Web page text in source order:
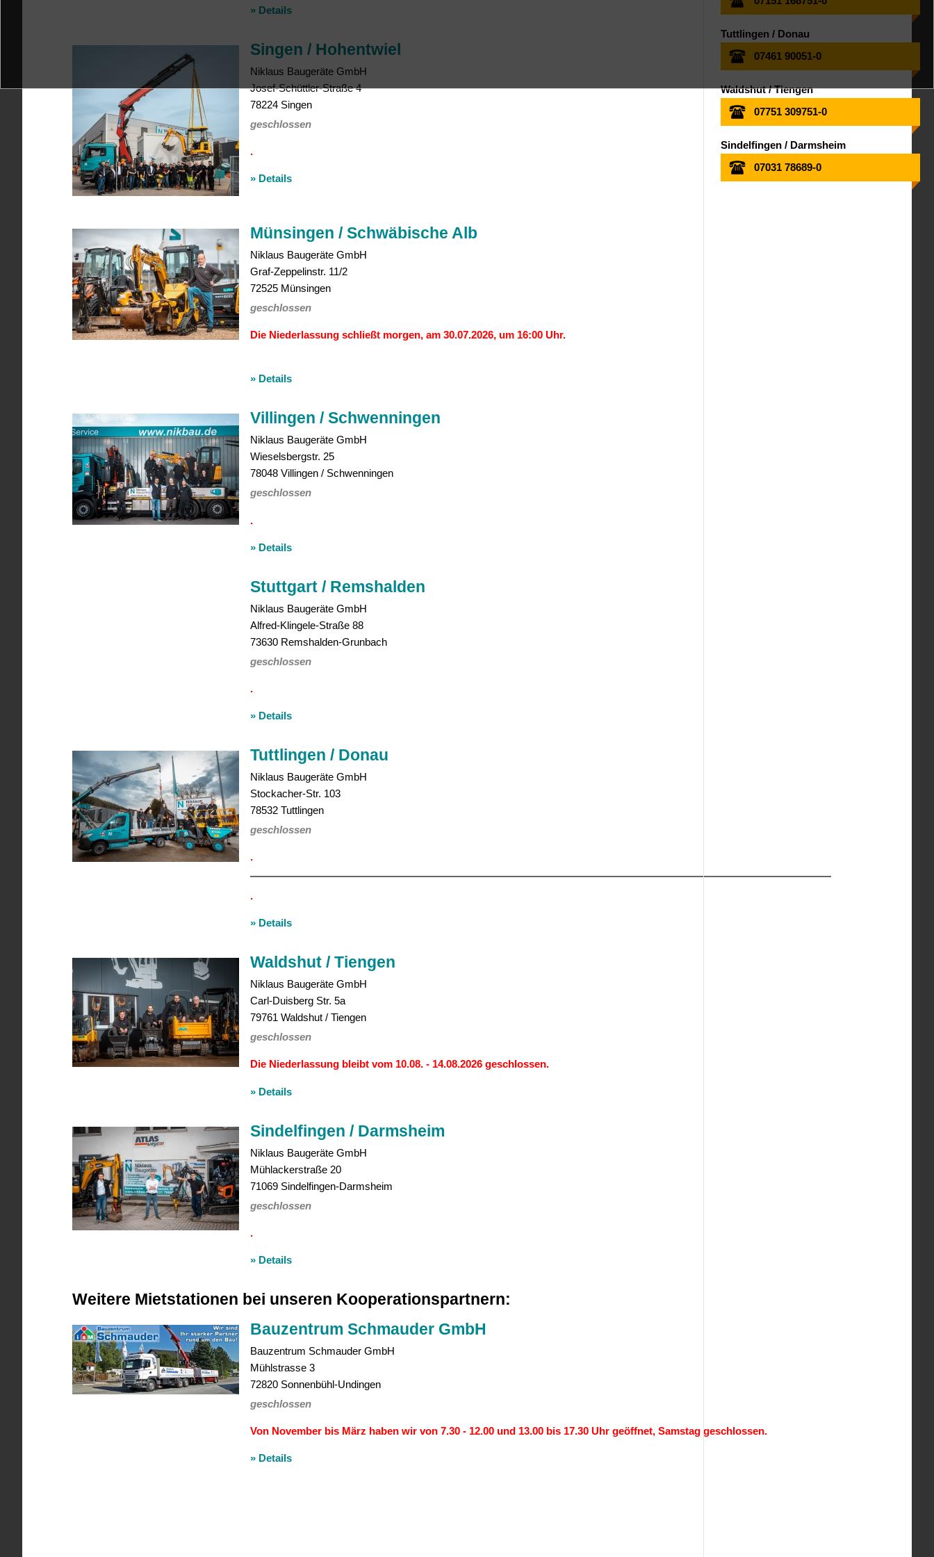
» Details
Singen / Hohentwiel
Niklaus Baugeräte GmbH
Josef-Schüttler-Straße 4
78224 Singen
geschlossen
.
» Details
Münsingen / Schwäbische Alb
Niklaus Baugeräte GmbH
Graf-Zeppelinstr. 11/2
72525 Münsingen
geschlossen
Die Niederlassung schließt morgen, am 30.07.2026, um 16:00 Uhr.
» Details
Villingen / Schwenningen
Niklaus Baugeräte GmbH
Wieselsbergstr. 25
78048 Villingen / Schwenningen
geschlossen
.
» Details
Stuttgart / Remshalden
Niklaus Baugeräte GmbH
Alfred-Klingele-Straße 88
73630 Remshalden-Grunbach
geschlossen
.
» Details
Tuttlingen / Donau
Niklaus Baugeräte GmbH
Stockacher-Str. 103
78532 Tuttlingen
geschlossen
.
.
» Details
Waldshut / Tiengen
Niklaus Baugeräte GmbH
Carl-Duisberg Str. 5a
79761 Waldshut / Tiengen
geschlossen
Die Niederlassung bleibt vom 10.08. - 14.08.2026 geschlossen.
» Details
Sindelfingen / Darmsheim
Niklaus Baugeräte GmbH
Mühlackerstraße 20
71069 Sindelfingen-Darmsheim
geschlossen
.
» Details
Weitere Mietstationen bei unseren Kooperationspartnern:
Bauzentrum Schmauder GmbH
Bauzentrum Schmauder GmbH
Mühlstrasse 3
72820 Sonnenbühl-Undingen
geschlossen
Von November bis März haben wir von 7.30 - 12.00 und 13.00 bis 17.30 Uhr geöffnet, Samstag geschlossen.
» Details
Tuttlingen / Donau
07461 90051-0
Waldshut / Tiengen
07751 309751-0
Sindelfingen / Darmsheim
07031 78689-0